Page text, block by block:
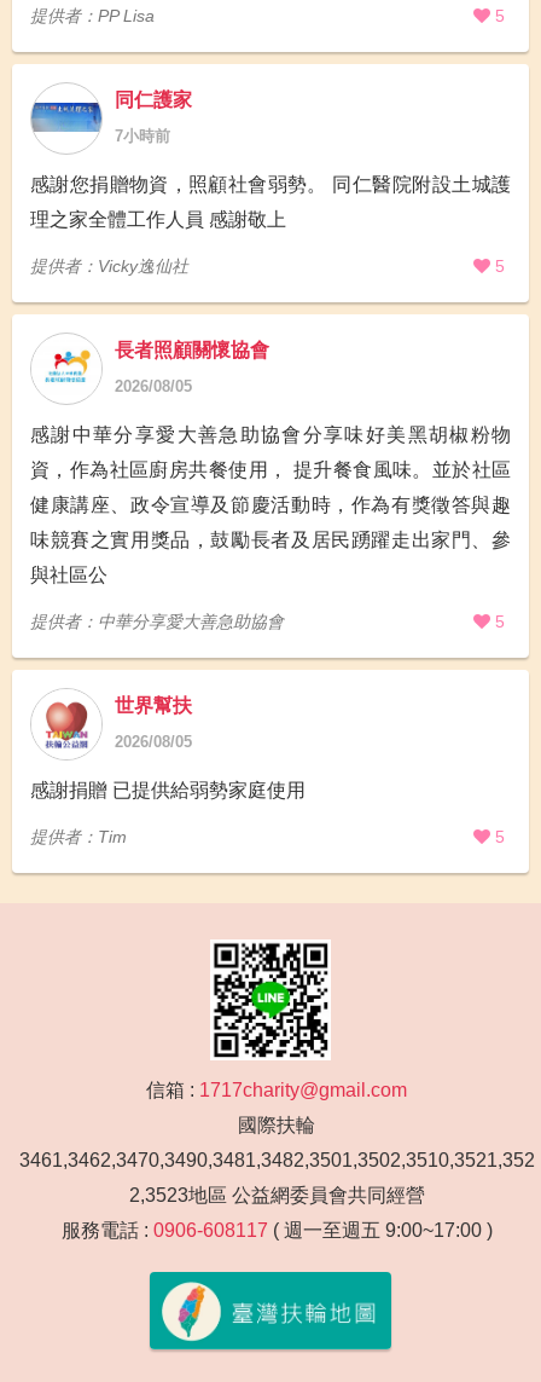
提供者：PP Lisa 5
同仁護家
7小時前
感謝您捐贈物資，照顧社會弱勢。 同仁醫院附設土城護
理之家全體工作人員 感謝敬上
提供者：Vicky逸仙社 5
長者照顧關懷協會
2026/08/05
感謝中華分享愛大善急助協會分享味好美黑胡椒粉物
資，作為社區廚房共餐使用， 提升餐食風味。並於社區
健康講座、政令宣導及節慶活動時，作為有獎徵答與趣
味競賽之實用獎品，鼓勵長者及居民踴躍走出家門、參
與社區公
提供者：中華分享愛大善急助協會 5
世界幫扶
2026/08/05
感謝捐贈 已提供給弱勢家庭使用
提供者：Tim 5
信箱 : 1717charity@gmail.com
國際扶輪
3461,3462,3470,3490,3481,3482,3501,3502,3510,3521,352
2,3523地區 公益網委員會共同經營
服務電話 : 0906-608117 ( 週一至週五 9:00~17:00 )